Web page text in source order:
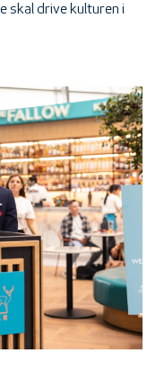
skal drive kulturen i